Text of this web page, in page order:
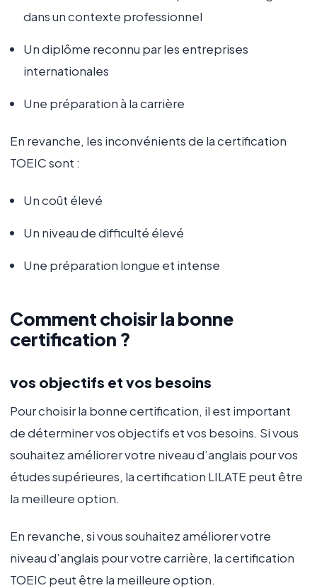
dans un contexte professionnel
Un diplôme reconnu par les entreprises
internationales
Une préparation à la carrière
En revanche, les inconvénients de la certification
TOEIC sont :
Un coût élevé
Un niveau de difficulté élevé
Une préparation longue et intense
Comment choisir la bonne
certification ?
vos objectifs et vos besoins
Pour choisir la bonne certification, il est important
de déterminer vos objectifs et vos besoins. Si vous
souhaitez améliorer votre niveau d’anglais pour vos
études supérieures, la certification LILATE peut être
la meilleure option.
En revanche, si vous souhaitez améliorer votre
niveau d’anglais pour votre carrière, la certification
TOEIC peut être la meilleure option.